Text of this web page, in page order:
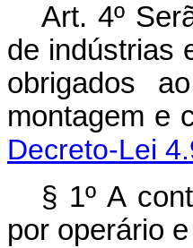
Art. 4º
de indústrias
obrigados
montagem e
Decreto-Lei
§ 1º A
por operário